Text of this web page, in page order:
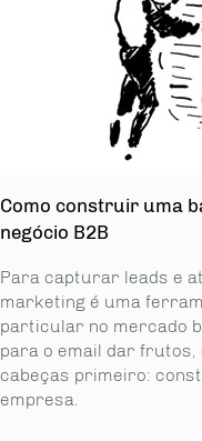
Como construir uma
negócio B2B
Para capturar leads e
marketing é uma
particular no mercado
para o email dar
cabeças primeiro:
empresa.